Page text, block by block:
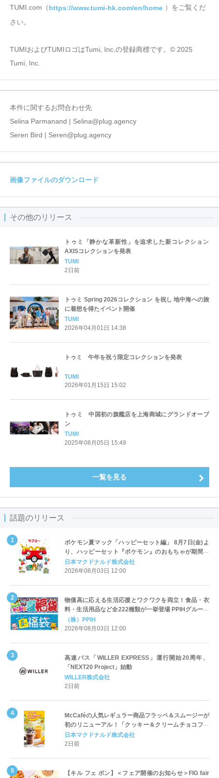
TUMI.com（ https://www.tumi-hk.com/en/home ）をご覧くだ
さい。
TUMIおよびTUMIロゴはTumi, Inc.の登録商標です。© 2025
Tumi, Inc.
本件に関するお問合わせ先
Selina Parmanand | Selina@plug.agency
Seren Bird | Seren@plug.agency
画像ファイルのダウンロード
その他のリリース
トゥミ「静かな革新性」を追求した新コレクション
AXISコレクションを発表
TUMI
2日前
トゥミ Spring 2026コレクション を祝し 地中海への旅
に着想を得たイベント開催
TUMI
2026年04月01日 14:38
トゥミ 午年を祝う限定コレクションを発表
TUMI
2026年01月15日 15:02
トゥミ 中国初の旗艦店を上海商城にグランドオープ
ン
TUMI
2025年08月05日 15:49
一覧を見る
話題のリリース
ポケモン夏マック「ハッピーセット編」 8月7日(金)よ
り、ハッピーセット『ポケモン』のおもちゃが期間限
定登場
日本マクドナルド株式会社
2026年08月03日 12:00
物価高に応える生活応援とワクワクを両立！食品・衣
料・生活用品など全222種類が一挙登場 PPIHグループ
「夏福袋」＆セール 8月6日(木)より順次スタート
（株）PPIH
2026年08月03日 12:00
高速バス「WILLER EXPRESS」運行開始20周年、
「NEXT20 Project」始動
WILLER株式会社
2日前
McCaféの人気レギュラー商品フラッペ＆スムージーが
初のリニューアル！「クッキー＆クリームチョコフラ
ッペ」「マンゴースムージー」8月5日（水）から販売
開始
日本マクドナルド株式会社
2日前
【キル フェ ボン】＜フェア開催のお知らせ＞FIG fair